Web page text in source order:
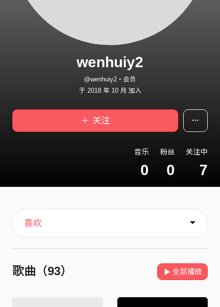
wenhuiy2
@wenhuiy2・会员
于 2018 年 10 月 加入
＋ 关注
音乐
0
粉丝
0
关注中
7
主页
歌单
喜欢
关于
歌曲（93） 全部播放